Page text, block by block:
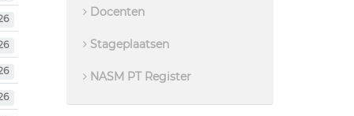
Docenten
Stageplaatsen
NASM PT Register